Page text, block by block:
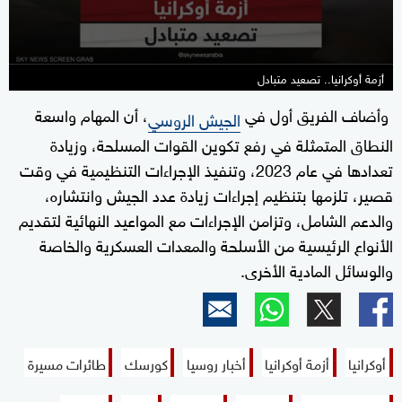
أزمة أوكرانيا.. تصعيد متبادل
وأضاف الفريق أول فيالجيش الروسي، أن المهام واسعة
النطاق المتمثلة في رفع تكوين القوات المسلحة، وزيادة
تعدادها في عام 2023، وتنفيذ الإجراءات التنظيمية في وقت
قصير، تلزمها بتنظيم إجراءات زيادة عدد الجيش وانتشاره،
والدعم الشامل، وتزامن الإجراءات مع المواعيد النهائية لتقديم
الأنواع الرئيسية من الأسلحة والمعدات العسكرية والخاصة
والوسائل المادية الأخرى.
أوكرانيا أزمة أوكرانيا أخبار روسيا كورسك
طائرات مسيرة